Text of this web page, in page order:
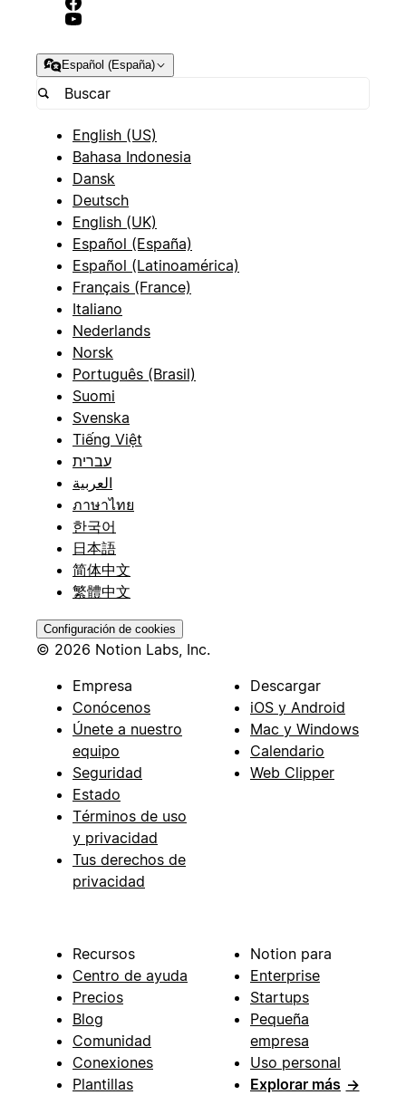
Español (España)
English (US)
Bahasa Indonesia
Dansk
Deutsch
English (UK)
Español (España)
Español (Latinoamérica)
Français (France)
Italiano
Nederlands
Norsk
Português (Brasil)
Suomi
Svenska
Tiếng Việt
עברית
العربية
ภาษาไทย
한국어
日本語
简体中文
繁體中文
Configuración de cookies
© 2026 Notion Labs, Inc.
Empresa
Conócenos
Únete a nuestro
equipo
Seguridad
Estado
Términos de uso
y privacidad
Tus derechos de
privacidad
Descargar
iOS y Android
Mac y Windows
Calendario
Web Clipper
Recursos
Centro de ayuda
Precios
Blog
Comunidad
Conexiones
Plantillas
Notion para
Enterprise
Startups
Pequeña
empresa
Uso personal
Explorar más →